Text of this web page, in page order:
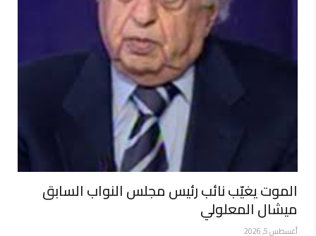
الموت يغيّب نائب رئيس مجلس النواب السابق
ميشال المعلولي
أغسطس 5, 2026